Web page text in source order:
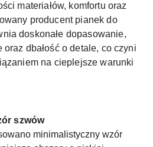
materiałów, komfortu oraz
producent pianek do
doskonałe dopasowanie,
dbałość o detale, co czyni
na cieplejsze warunki
szwów
minimalistyczny wzór